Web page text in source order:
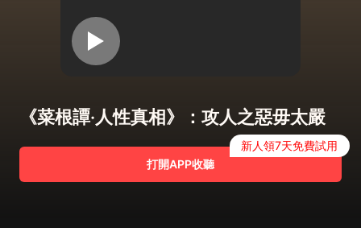
《菜根譚·人性真相》：攻人之惡毋太嚴
打開APP收聽
新人領7天免費試用